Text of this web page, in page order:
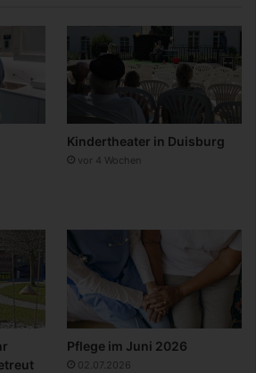
Kindertheater in Duisburg
vor 4 Wochen
Pflege im Juni 2026
02.07.2026